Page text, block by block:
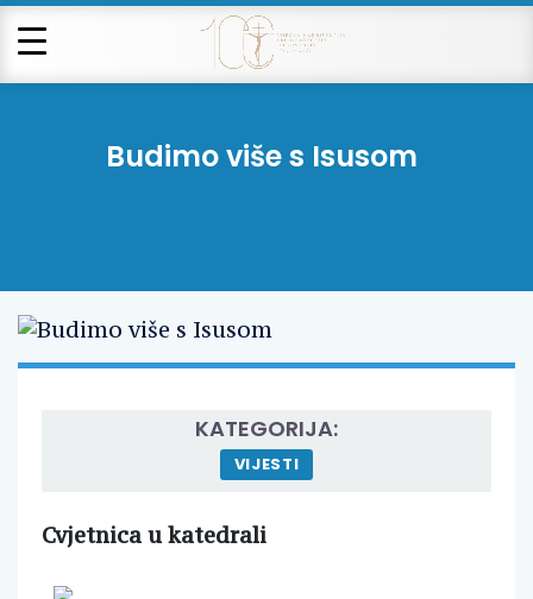
Budimo više s Isusom
KATEGORIJA:
VIJESTI
Cvjetnica u katedrali